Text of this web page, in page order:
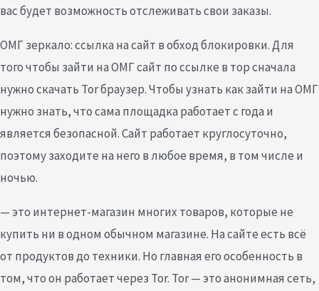
вас будет возможность отслеживать свои заказы.
ОМГ зеркало: ссылка на сайт в обход блокировки. Для
того чтобы зайти на ОМГ сайт по ссылке в тор сначала
нужно скачать Tor браузер. Чтобы узнать как зайти на ОМГ
нужно знать, что сама площадка работает с года и
является безопасной. Сайт работает круглосуточно,
поэтому заходите на него в любое время, в том числе и
ночью.
— это интернет-магазин многих товаров, которые не
купить ни в одном обычном магазине. На сайте есть всё
от продуктов до техники. Но главная его особенность в
том, что он работает через Tor. Tor — это анонимная сеть,